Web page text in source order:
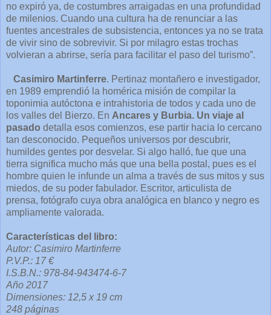
no expiró ya, de costumbres arraigadas en una profundidad
de milenios. Cuando una cultura ha de renunciar a las
fuentes ancestrales de subsistencia, entonces ya no se trata
de vivir sino de sobrevivir. Si por milagro estas trochas
volvieran a abrirse, sería para facilitar el paso del turismo”.
Casimiro Martinferre. Pertinaz montañero e investigador,
en 1989 emprendió la homérica misión de compilar la
toponimia autóctona e intrahistoria de todos y cada uno de
los valles del Bierzo. En Ancares y Burbia. Un viaje al
pasado detalla esos comienzos, ese partir hacia lo cercano
tan desconocido. Pequeños universos por descubrir,
humildes gentes por desvelar. Si algo halló, fue que una
tierra significa mucho más que una bella postal, pues es el
hombre quien le infunde un alma a través de sus mitos y sus
miedos, de su poder fabulador. Escritor, articulista de
prensa, fotógrafo cuya obra analógica en blanco y negro es
ampliamente valorada.
Características del libro:
Autor: Casimiro Martinferre
P.V.P.: 17 €
I.S.B.N.: 978-84-943474-6-7
Año 2017
Dimensiones: 12,5 x 19 cm
248 páginas